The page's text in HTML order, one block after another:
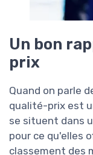
Un bon
prix
Quand on parle
qualité-prix est
se situent dans
pour ce qu'elles
classement des